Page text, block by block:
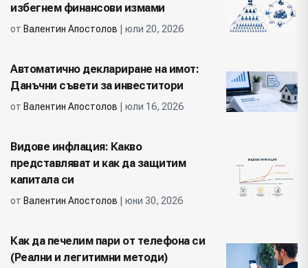
избегнем финансови измами
от Валентин Апостолов | юли 20, 2026
Автоматично деклариране на имот:
Данъчни съвети за инвеститори
от Валентин Апостолов | юли 16, 2026
Видове инфлация: Какво
представляват и как да защитим
капитала си
от Валентин Апостолов | юни 30, 2026
Как да печелим пари от телефона си
(Реални и легитимни методи)